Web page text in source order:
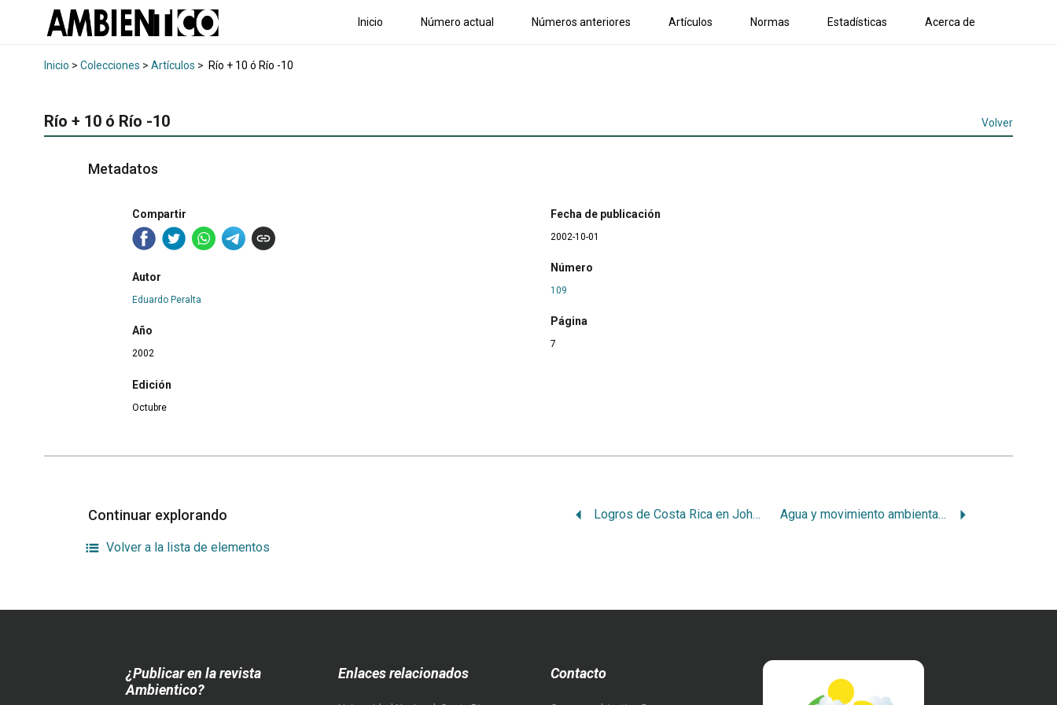
Inicio Número actual Números anteriores Artículos Normas Estadísticas Acerca de
Inicio > Colecciones > Artículos > Río + 10 ó Río -10
Río + 10 ó Río -10 Volver
Metadatos
Compartir
Autor
Eduardo Peralta
Año
2002
Edición
Octubre
Fecha de publicación
2002-10-01
Número
109
Página
7
Continuar explorando Logros de Costa Rica en Johanesburgo Agua y movimiento ambientalista en Johanesburgo
Volver a la lista de elementos
¿Publicar en la revista
Ambientico?
Enlaces relacionados Contacto